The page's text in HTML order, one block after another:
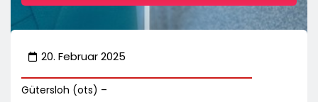
20. Februar 2025
Gütersloh (ots) –